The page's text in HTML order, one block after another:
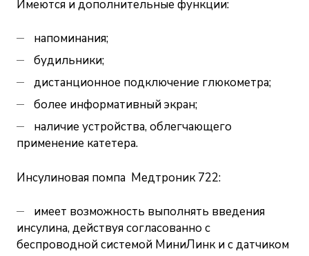
Имеются и дополнительные функции:
напоминания;
будильники;
дистанционное подключение глюкометра;
более информативный экран;
наличие устройства, облегчающего
применение катетера.
Инсулиновая помпа Медтроник 722:
имеет возможность выполнять введения
инсулина, действуя согласованно с
беспроводной системой МиниЛинк и с датчиком